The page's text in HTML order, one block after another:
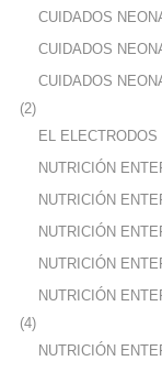
CUIDADOS
CUIDADOS
CUIDADOS
(2)
EL
NUTRICIÓN
NUTRICIÓN
NUTRICIÓN
NUTRICIÓN
NUTRICIÓN
(4)
NUTRICIÓN